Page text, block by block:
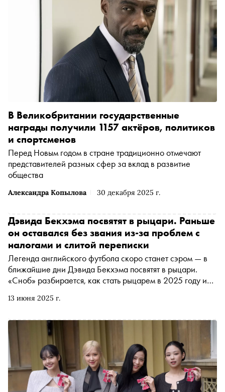
Александра Копылова 30 декабря 2025 г.
В Великобритании государственные
награды получили 1157 актёров, политиков
и спортсменов
Перед Новым годом в стране традиционно отмечают
представителей разных сфер за вклад в развитие
общества
13 июня 2025 г.
Дэвида Бекхэма посвятят в рыцари. Раньше
он оставался без звания из-за проблем с
налогами и слитой переписки
Легенда английского футбола скоро станет сэром — в
ближайшие дни Дэвида Бекхэма посвятят в рыцари.
«Сноб» разбирается, как стать рыцарем в 2025 году и